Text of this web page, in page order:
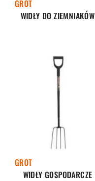
GROT
WIDŁY DO ZIEMNIAKÓW
GROT
WIDŁY GOSPODARCZE